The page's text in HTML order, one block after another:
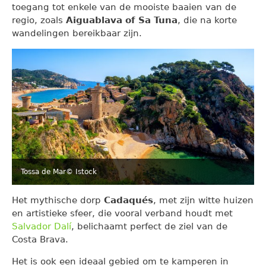
toegang tot enkele van de mooiste baaien van de
regio, zoals Aiguablava of Sa Tuna, die na korte
wandelingen bereikbaar zijn.
Tossa de Mar© Istock
Het mythische dorp Cadaqués, met zijn witte huizen
en artistieke sfeer, die vooral verband houdt met
Salvador Dalí, belichaamt perfect de ziel van de
Costa Brava.
Het is ook een ideaal gebied om te kamperen in